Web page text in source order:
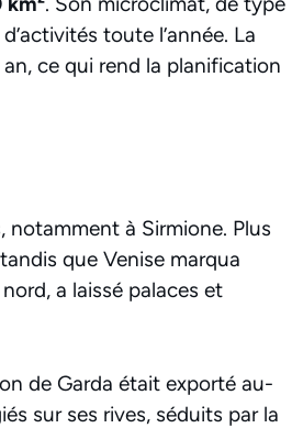
toute l’année. La
ce qui rend la planification
notamment à Sirmione. Plus
que Venise marqua
a laissé palaces et
de Garda était exporté au-
sur ses rives, séduits par la